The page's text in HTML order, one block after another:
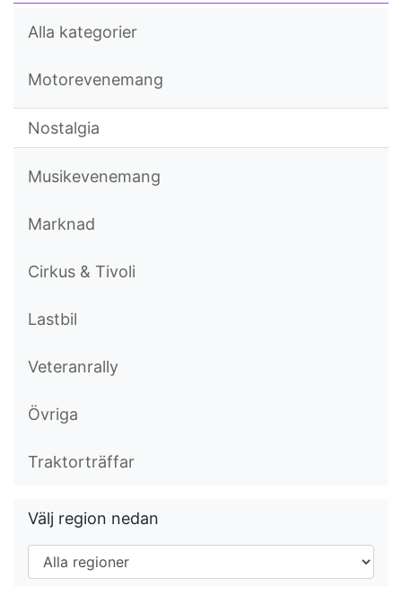
Alla kategorier
Motorevenemang
Nostalgia
Musikevenemang
Marknad
Cirkus & Tivoli
Lastbil
Veteranrally
Övriga
Traktorträffar
Välj region nedan